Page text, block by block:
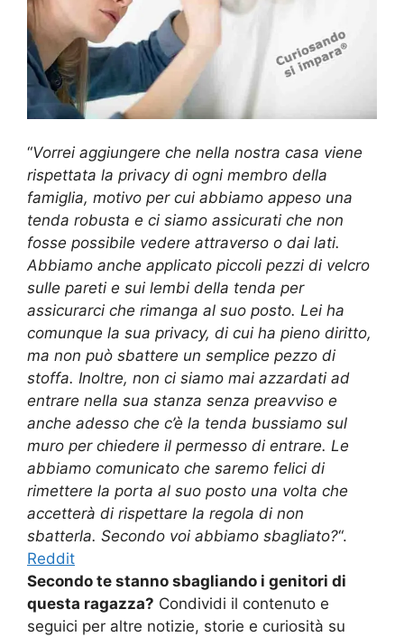
“Vorrei aggiungere che nella nostra casa viene
rispettata la privacy di ogni membro della
famiglia, motivo per cui abbiamo appeso una
tenda robusta e ci siamo assicurati che non
fosse possibile vedere attraverso o dai lati.
Abbiamo anche applicato piccoli pezzi di velcro
sulle pareti e sui lembi della tenda per
assicurarci che rimanga al suo posto. Lei ha
comunque la sua privacy, di cui ha pieno diritto,
ma non può sbattere un semplice pezzo di
stoffa. Inoltre, non ci siamo mai azzardati ad
entrare nella sua stanza senza preavviso e
anche adesso che c’è la tenda bussiamo sul
muro per chiedere il permesso di entrare. Le
abbiamo comunicato che saremo felici di
rimettere la porta al suo posto una volta che
accetterà di rispettare la regola di non
sbatterla. Secondo voi abbiamo sbagliato?“.
Reddit
Secondo te stanno sbagliando i genitori di
questa ragazza? Condividi il contenuto e
seguici per altre notizie, storie e curiosità su